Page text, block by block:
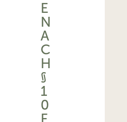
E
N
A
C
H
§
1
0
F